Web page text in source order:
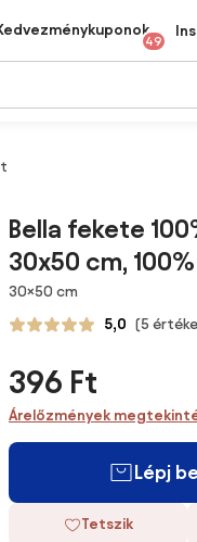
49
Bella fekete
30x50 cm,
Méretek
30×50 cm
5,0 (5
396 Ft
Árelőzmények
Lépj
Tetszik